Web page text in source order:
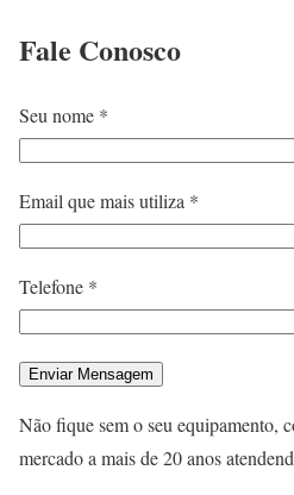
Fale Conosco
Seu nome *
Email que mais utiliza *
Telefone *
Não fique sem o seu equipamento,
mercado a mais de 20 anos